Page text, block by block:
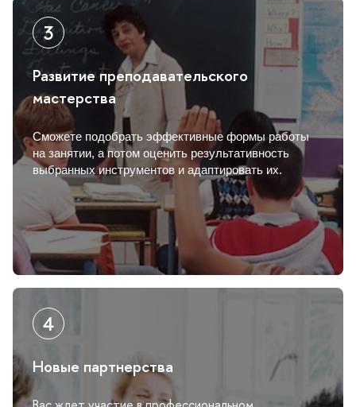
Развитие преподавательского
мастерства
Сможете подобрать эффективные формы работы
на занятии, а потом оценить результативность
ыбранных инструментов и адаптировать их.
Новые партнерства